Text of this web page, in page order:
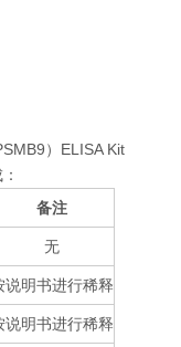
）ELISA Kit
备注
无
说明书进行稀释
说明书进行稀释